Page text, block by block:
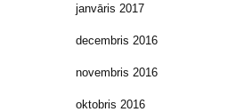
janvāris 2017
decembris 2016
novembris 2016
oktobris 2016